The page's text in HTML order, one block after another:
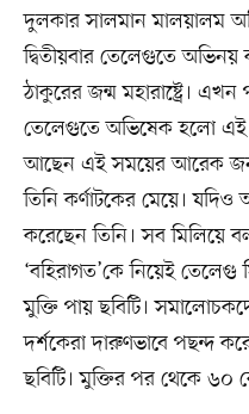
দুলকার সালমান মালয়ালম
দ্বিতীয়বার তেলেগুতে
ঠাকুরের জন্ম মহারাষ্ট্রে। এখন
তেলেগুতে অভিষেক হলো এই
আছেন এই সময়ের আরেক
তিনি কর্ণাটকের মেয়ে।
করেছেন তিনি। সব মিলিয়ে
‘বহিরাগত’কে নিয়েই তেলেগু
মুক্তি পায় ছবিটি।
দর্শকেরা দারুণভাবে পছন্দ
ছবিটি। মুক্তির পর থেকে